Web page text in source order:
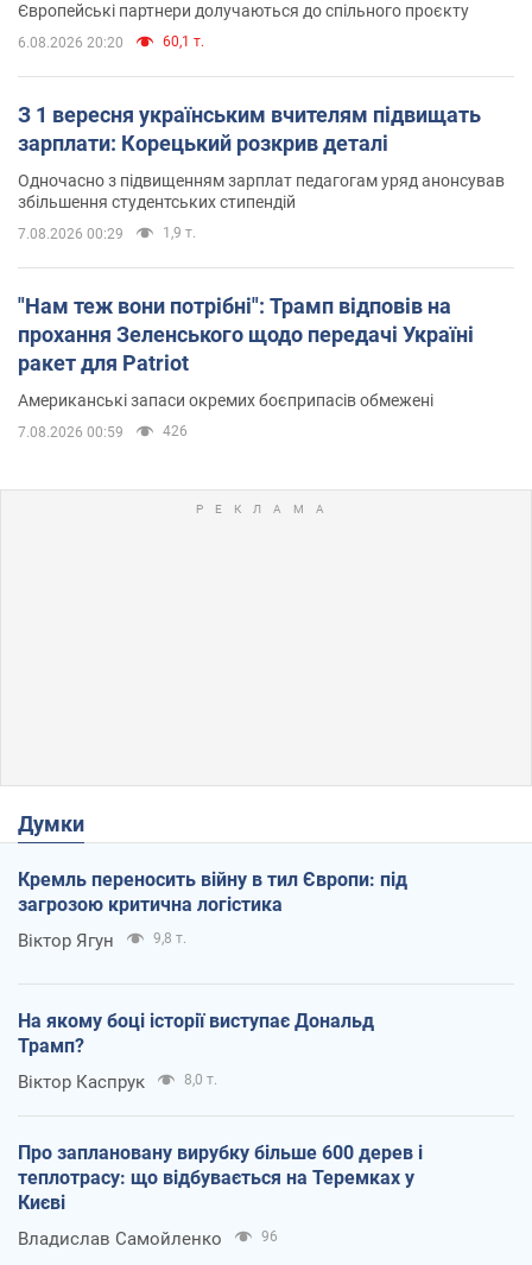
Європейські партнери долучаються до спільного проєкту
6.08.2026 20:20 60,1 т.
З 1 вересня українським вчителям підвищать
зарплати: Корецький розкрив деталі
Одночасно з підвищенням зарплат педагогам уряд анонсував
збільшення студентських стипендій
7.08.2026 00:29 1,9 т.
"Нам теж вони потрібні": Трамп відповів на
прохання Зеленського щодо передачі Україні
ракет для Patriot
Американські запаси окремих боєприпасів обмежені
7.08.2026 00:59 426
Думки
Кремль переносить війну в тил Європи: під
загрозою критична логістика
Віктор Ягун 9,8 т.
На якому боці історії виступає Дональд
Трамп?
Віктор Каспрук 8,0 т.
Про заплановану вирубку більше 600 дерев і
теплотрасу: що відбувається на Теремках у
Києві
Владислав Самойленко 96